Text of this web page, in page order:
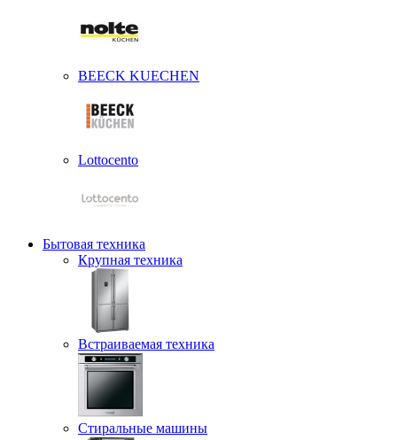
BEECK KUECHEN
Lottocento
Бытовая техника
Крупная техника
Встраиваемая техника
Стиральные машины